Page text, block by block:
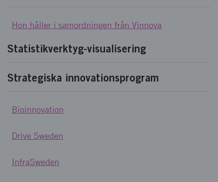
Hon håller i samordningen från Vinnova
Statistikverktyg-visualisering
Strategiska innovationsprogram
Bioinnovation
Drive Sweden
InfraSweden